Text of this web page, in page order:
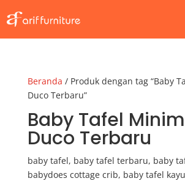
Beranda / Produk dengan tag “Baby
Duco Terbaru”
Baby Tafel
Duco Terbaru
baby tafel, baby tafel terbaru, baby
babydoes cottage crib, baby tafel